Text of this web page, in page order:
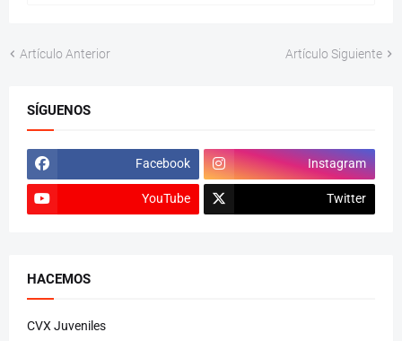
Artículo Anterior Artículo Siguiente
SÍGUENOS
Facebook Instagram
YouTube Twitter
HACEMOS
CVX Juveniles